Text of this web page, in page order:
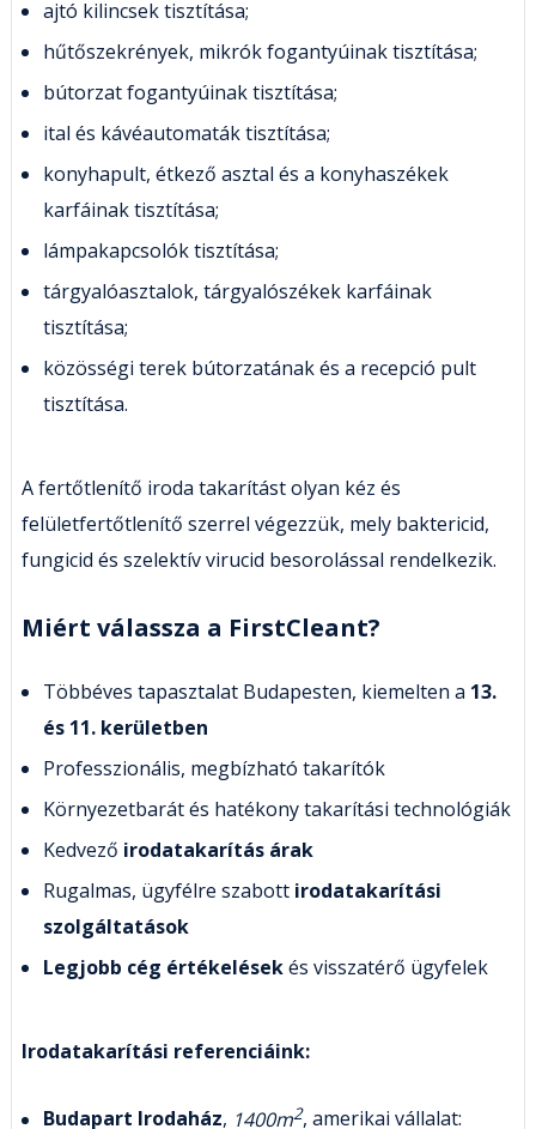
ajtó kilincsek tisztítása;
hűtőszekrények, mikrók fogantyúinak tisztítása;
bútorzat fogantyúinak tisztítása;
ital és kávéautomaták tisztítása;
konyhapult, étkező asztal és a konyhaszékek
karfáinak tisztítása;
lámpakapcsolók tisztítása;
tárgyalóasztalok, tárgyalószékek karfáinak
tisztítása;
közösségi terek bútorzatának és a recepció pult
tisztítása.
A fertőtlenítő iroda takarítást olyan kéz és
felületfertőtlenítő szerrel végezzük, mely baktericid,
fungicid és szelektív virucid besorolással rendelkezik.
Miért válassza a FirstCleant?
Többéves tapasztalat Budapesten, kiemelten a 13.
és 11. kerületben
Professzionális, megbízható takarítók
Környezetbarát és hatékony takarítási technológiák
Kedvező irodatakarítás árak
Rugalmas, ügyfélre szabott irodatakarítási
szolgáltatások
Legjobb cég értékelésekés visszatérő ügyfelek
Irodatakarítási referenciáink:
Budapart Irodaház, 1400m2, amerikai vállalat: